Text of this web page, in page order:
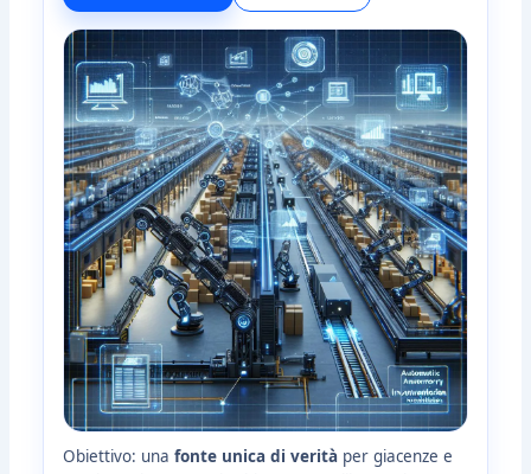
Obiettivo: unafonte unica di verità per giacenze e